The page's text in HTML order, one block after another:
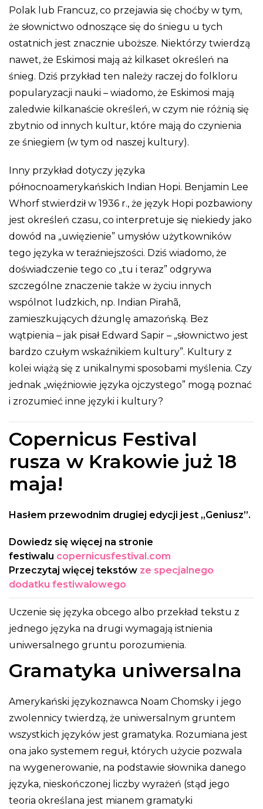
Polak lub Francuz, co przejawia się choćby w tym,
że słownictwo odnoszące się do śniegu u tych
ostatnich jest znacznie uboższe. Niektórzy twierdzą
nawet, że Eskimosi mają aż kilkaset określeń na
śnieg. Dziś przykład ten należy raczej do folkloru
popularyzacji nauki – wiadomo, że Eskimosi mają
zaledwie kilkanaście określeń, w czym nie różnią się
zbytnio od innych kultur, które mają do czynienia
ze śniegiem (w tym od naszej kultury).
Inny przykład dotyczy języka
północnoamerykańskich Indian Hopi. Benjamin Lee
Whorf stwierdził w 1936 r., że język Hopi pozbawiony
jest określeń czasu, co interpretuje się niekiedy jako
dowód na „uwięzienie” umysłów użytkowników
tego języka w teraźniejszości. Dziś wiadomo, że
doświadczenie tego co „tu i teraz” odgrywa
szczególne znaczenie także w życiu innych
wspólnot ludzkich, np. Indian Pirahã,
zamieszkujących dżunglę amazońską. Bez
wątpienia – jak pisał Edward Sapir – „słownictwo jest
bardzo czułym wskaźnikiem kultury”. Kultury z
kolei wiążą się z unikalnymi sposobami myślenia. Czy
jednak „więźniowie języka ojczystego” mogą poznać
i zrozumieć inne języki i kultury?
Copernicus Festival
rusza w Krakowie już 18
maja!
Hasłem przewodnim drugiej edycji jest „Geniusz”.
Dowiedz się więcej na stronie
festiwalu copernicusfestival.com
Przeczytaj więcej tekstów ze specjalnego
dodatku festiwalowego
Uczenie się języka obcego albo przekład tekstu z
jednego języka na drugi wymagają istnienia
uniwersalnego gruntu porozumienia.
Gramatyka uniwersalna
Amerykański językoznawca Noam Chomsky i jego
zwolennicy twierdzą, że uniwersalnym gruntem
wszystkich języków jest gramatyka. Rozumiana jest
ona jako systemem reguł, których użycie pozwala
na wygenerowanie, na podstawie słownika danego
języka, nieskończonej liczby wyrażeń (stąd jego
teoria określana jest mianem gramatyki